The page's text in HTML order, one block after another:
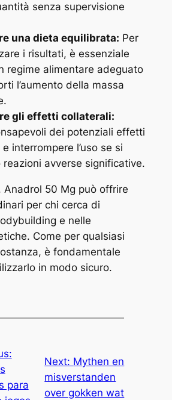
senza supervisione
una dieta equilibrata: Per
i risultati, è essenziale
regime alimentare adeguato
l’aumento della massa
gli effetti collaterali:
dei potenziali effetti
interrompere l’uso se si
reazioni avverse significative.
Anadrol 50 Mg può offrire
per chi cerca di
e nelle
Come per qualsiasi
è fondamentale
in modo sicuro.
para
Next: Mythen en
misverstanden
over gokken wat